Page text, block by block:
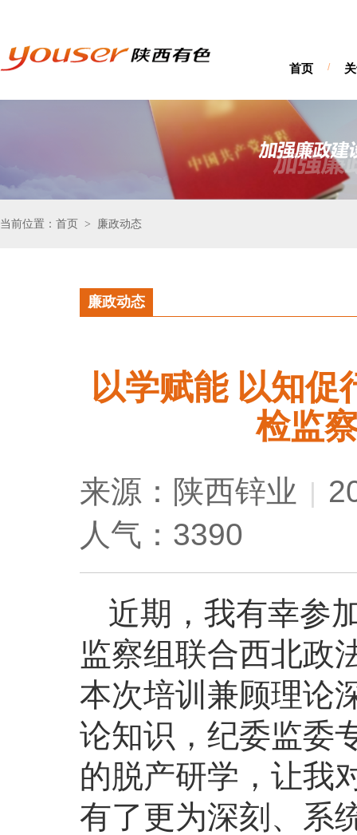
首页 /
当前位置：首页 > 廉政动态
廉政动态
以学赋能 以知促
检监
来源：陕西锌业 |
人气：3390
近期，我有幸参
监察组联合西北政
本次培训兼顾理论
论知识，纪委监委
的脱产研学，让我
有了更为深刻、系